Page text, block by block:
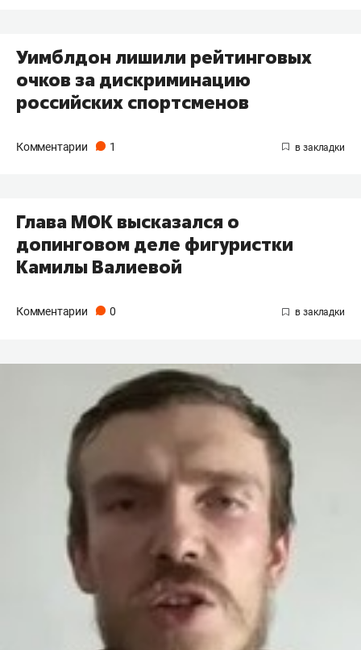
Уимблдон лишили рейтинговых
очков за дискриминацию
российских спортсменов
Комментарии 1
Глава МОК высказался о
допинговом деле фигуристки
Камилы Валиевой
Комментарии 0